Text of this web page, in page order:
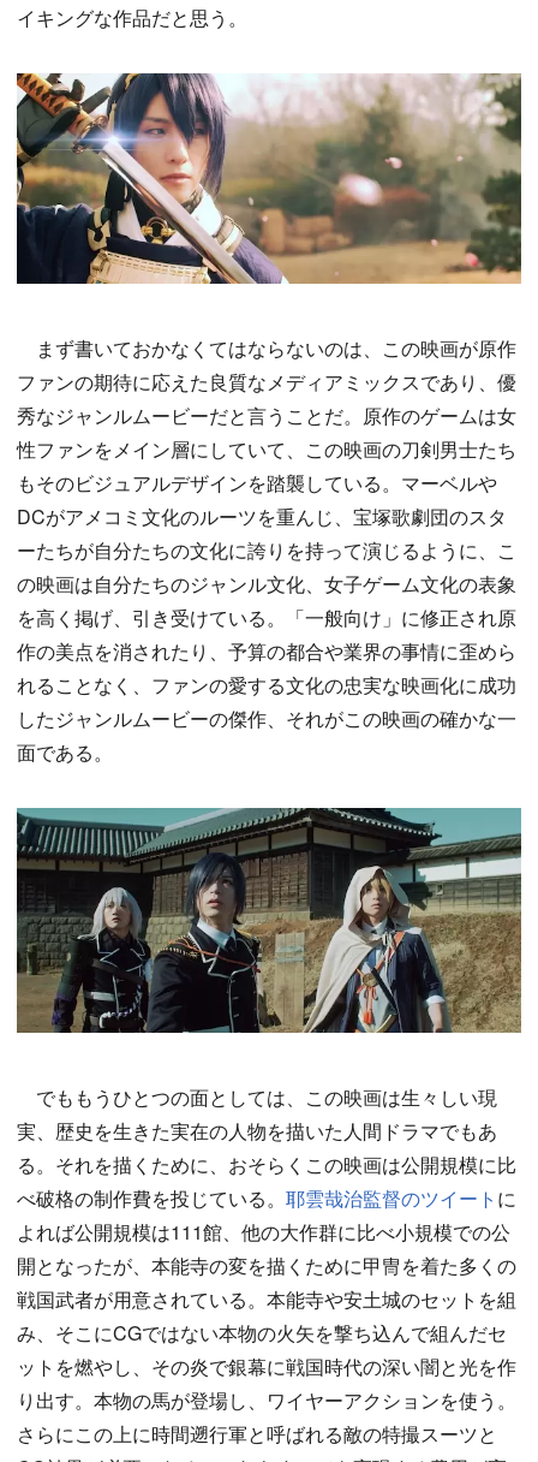
イキングな作品だと思う。
まず書いておかなくてはならないのは、この映画が原作
ファンの期待に応えた良質なメディアミックスであり、優
秀なジャンルムービーだと言うことだ。原作のゲームは女
性ファンをメイン層にしていて、この映画の刀剣男士たち
もそのビジュアルデザインを踏襲している。マーベルや
DCがアメコミ文化のルーツを重んじ、宝塚歌劇団のスタ
ーたちが自分たちの文化に誇りを持って演じるように、こ
の映画は自分たちのジャンル文化、女子ゲーム文化の表象
を高く掲げ、引き受けている。「一般向け」に修正され原
作の美点を消されたり、予算の都合や業界の事情に歪めら
れることなく、ファンの愛する文化の忠実な映画化に成功
したジャンルムービーの傑作、それがこの映画の確かな一
面である。
でももうひとつの面としては、この映画は生々しい現
実、歴史を生きた実在の人物を描いた人間ドラマでもあ
る。それを描くために、おそらくこの映画は公開規模に比
べ破格の制作費を投じている。 耶雲哉治監督のツイート に
よれば公開規模は111館、他の大作群に比べ小規模での公
開となったが、本能寺の変を描くために甲冑を着た多くの
戦国武者が用意されている。本能寺や安土城のセットを組
み、そこにCGではない本物の火矢を撃ち込んで組んだセ
ットを燃やし、その炎で銀幕に戦国時代の深い闇と光を作
り出す。本物の馬が登場し、ワイヤーアクションを使う。
さらにこの上に時間遡行軍と呼ばれる敵の特撮スーツと